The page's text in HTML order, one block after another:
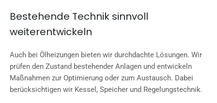
Bestehende Technik sinnvoll
weiterentwickeln
Auch bei Ölheizungen bieten wir durchdachte Lösungen. Wir
prüfen den Zustand bestehender Anlagen und entwickeln
Maßnahmen zur Optimierung oder zum Austausch. Dabei
berücksichtigen wir Kessel, Speicher und Regelungstechnik.